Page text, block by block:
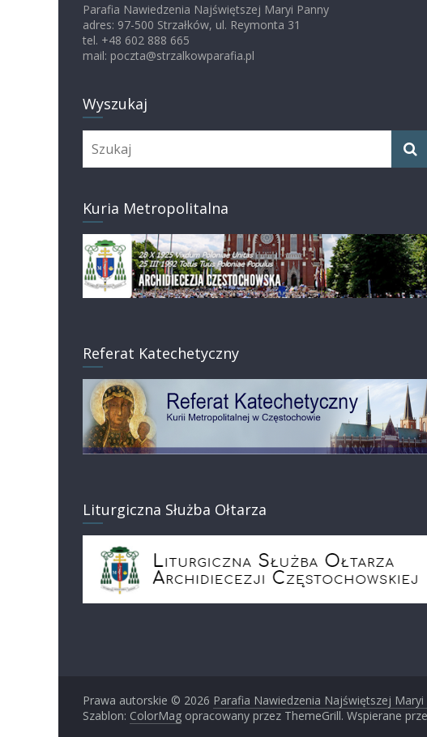
Parafia Nawiedzenia Najświętszej Maryi Panny
adres: 97-500 Strzałków, ul. Reymonta 31
tel. +48 602 888 665
mail: poczta@strzalkowparafia.pl
Wyszukaj
Kuria Metropolitalna
Referat Katechetyczny
Liturgiczna Służba Ołtarza
Prawa autorskie © 2026 Parafia Nawiedzenia Najświętszej Maryi
Szablon: ColorMag opracowany przez ThemeGrill. Wspierane